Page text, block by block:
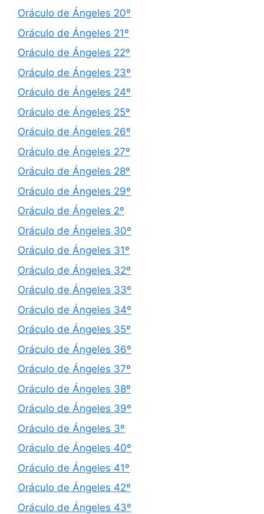
Oráculo de Ángeles 20º
Oráculo de Ángeles 21º
Oráculo de Ángeles 22º
Oráculo de Ángeles 23º
Oráculo de Ángeles 24º
Oráculo de Ángeles 25º
Oráculo de Ángeles 26º
Oráculo de Ángeles 27º
Oráculo de Ángeles 28º
Oráculo de Ángeles 29º
Oráculo de Ángeles 2º
Oráculo de Ángeles 30º
Oráculo de Ángeles 31º
Oráculo de Ángeles 32º
Oráculo de Ángeles 33º
Oráculo de Ángeles 34º
Oráculo de Ángeles 35º
Oráculo de Ángeles 36º
Oráculo de Ángeles 37º
Oráculo de Ángeles 38º
Oráculo de Ángeles 39º
Oráculo de Ángeles 3º
Oráculo de Ángeles 40º
Oráculo de Ángeles 41º
Oráculo de Ángeles 42º
Oráculo de Ángeles 43º